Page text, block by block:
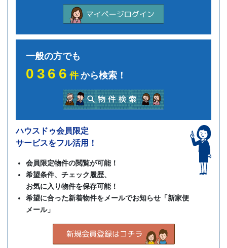
一般の方でも
0366件から検索！
ハウスドゥ会員限定
サービスをフル活用！
会員限定物件の閲覧が可能！
希望条件、チェック履歴、
お気に入り物件を保存可能！
希望に合った新着物件をメールでお知らせ「新家便
メール」